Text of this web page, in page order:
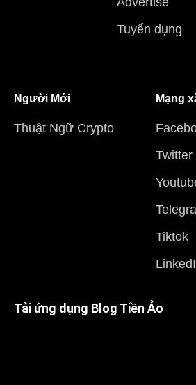
Tuyển dụng
Người Mới
Thuật Ngữ Crypto
Mạng
Twitter
Tiktok
Tải ứng dụng Blog Tiền Ảo